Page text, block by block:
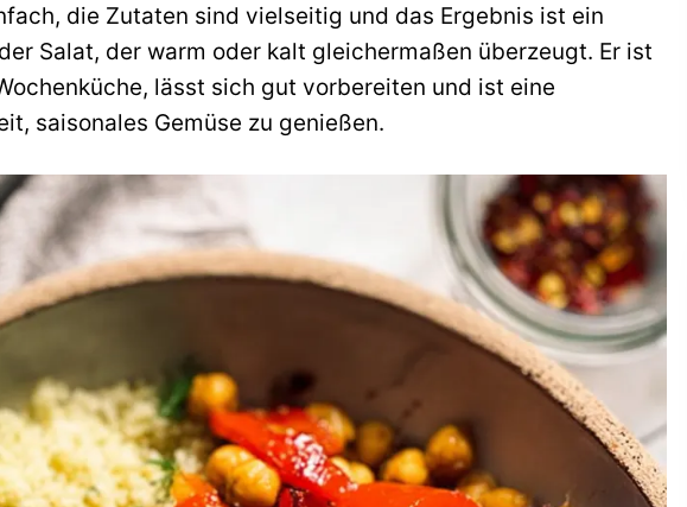
die Zutaten sind vielseitig und das Ergebnis ist ein
Salat, der warm oder kalt gleichermaßen überzeugt. Er ist
lässt sich gut vorbereiten und ist eine
saisonales Gemüse zu genießen.